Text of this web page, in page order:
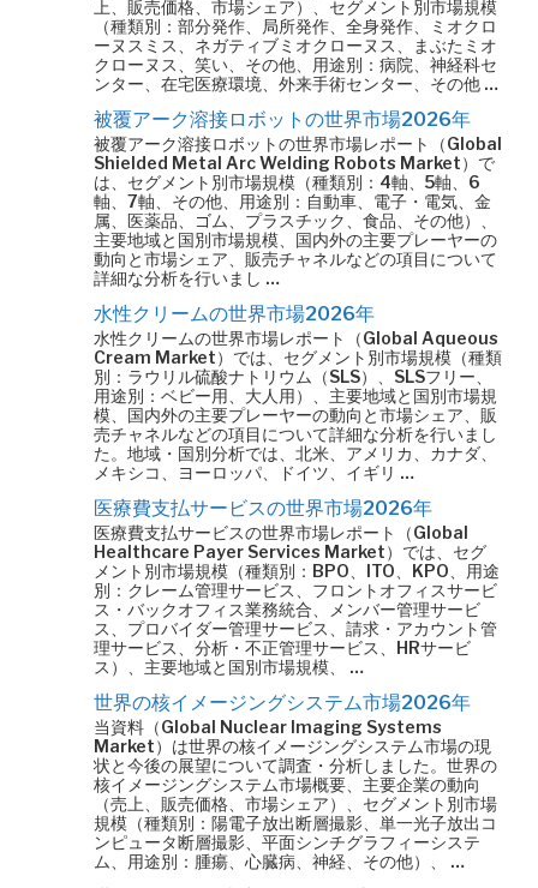
上、販売価格、市場シェア）、セグメント別市場規模
（種類別：部分発作、局所発作、全身発作、ミオクロ
ーヌスミス、ネガティブミオクローヌス、まぶたミオ
クローヌス、笑い、その他、用途別：病院、神経科セ
ンター、在宅医療環境、外来手術センター、その他 …
被覆アーク溶接ロボットの世界市場2026年
被覆アーク溶接ロボットの世界市場レポート（Global
Shielded Metal Arc Welding Robots Market）で
は、セグメント別市場規模（種類別：4軸、5軸、6
軸、7軸、その他、用途別：自動車、電子・電気、金
属、医薬品、ゴム、プラスチック、食品、その他）、
主要地域と国別市場規模、国内外の主要プレーヤーの
動向と市場シェア、販売チャネルなどの項目について
詳細な分析を行いまし …
水性クリームの世界市場2026年
水性クリームの世界市場レポート（Global Aqueous
Cream Market）では、セグメント別市場規模（種類
別：ラウリル硫酸ナトリウム（SLS）、SLSフリー、
用途別：ベビー用、大人用）、主要地域と国別市場規
模、国内外の主要プレーヤーの動向と市場シェア、販
売チャネルなどの項目について詳細な分析を行いまし
た。地域・国別分析では、北米、アメリカ、カナダ、
メキシコ、ヨーロッパ、ドイツ、イギリ …
医療費支払サービスの世界市場2026年
医療費支払サービスの世界市場レポート（Global
Healthcare Payer Services Market）では、セグ
メント別市場規模（種類別：BPO、ITO、KPO、用途
別：クレーム管理サービス、フロントオフィスサービ
ス・バックオフィス業務統合、メンバー管理サービ
ス、プロバイダー管理サービス、請求・アカウント管
理サービス、分析・不正管理サービス、HRサービ
ス）、主要地域と国別市場規模、 …
世界の核イメージングシステム市場2026年
当資料（Global Nuclear Imaging Systems
Market）は世界の核イメージングシステム市場の現
状と今後の展望について調査・分析しました。世界の
核イメージングシステム市場概要、主要企業の動向
（売上、販売価格、市場シェア）、セグメント別市場
規模（種類別：陽電子放出断層撮影、単一光子放出コ
ンピュータ断層撮影、平面シンチグラフィーシステ
ム、用途別：腫瘍、心臓病、神経、その他）、 …